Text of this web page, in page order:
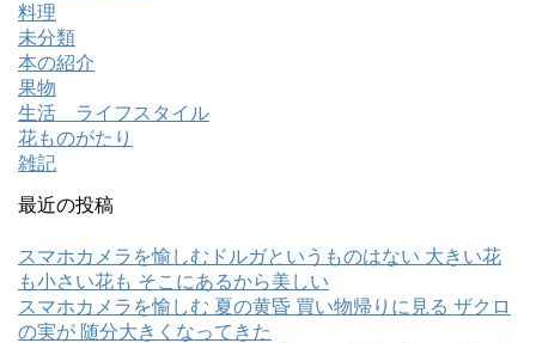
料理
未分類
本の紹介
果物
生活 ライフスタイル
花ものがたり
雑記
最近の投稿
スマホカメラを愉しむドルガというものはない 大きい花
も小さい花も そこにあるから美しい
スマホカメラを愉しむ 夏の黄昏 買い物帰りに見る ザクロ
の実が 随分大きくなってきた